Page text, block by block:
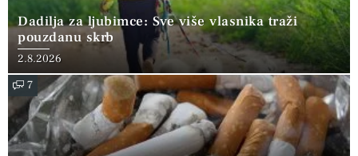
Dadilja za ljubimce: Sve više vlasnika traži
pouzdanu skrb
2.8.2026
7